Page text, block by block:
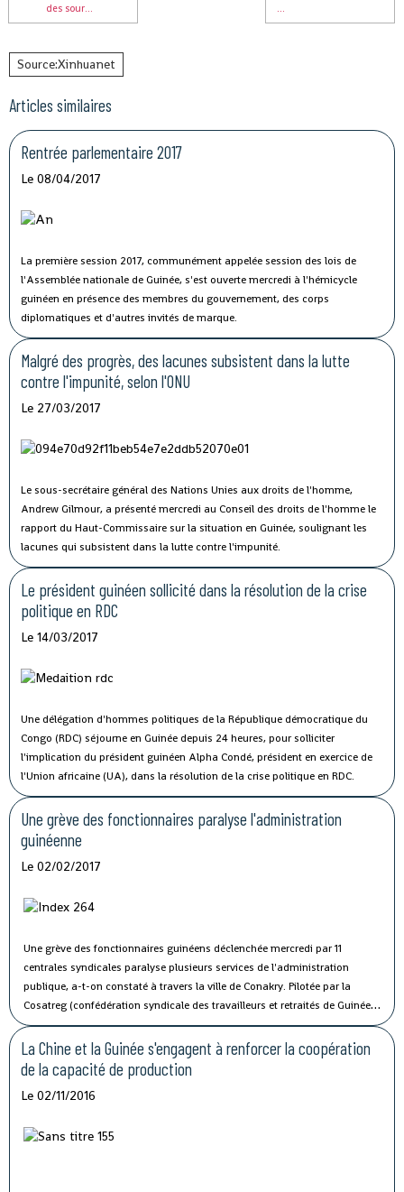
des sour...
Source:Xinhuanet
Articles similaires
Rentrée parlementaire 2017
Le 08/04/2017
La première session 2017, communément appelée session des lois de
l'Assemblée nationale de Guinée, s'est ouverte mercredi à l'hémicycle
guinéen en présence des membres du gouvernement, des corps
diplomatiques et d'autres invités de marque.
Malgré des progrès, des lacunes subsistent dans la lutte
contre l'impunité, selon l'ONU
Le 27/03/2017
Le sous-secrétaire général des Nations Unies aux droits de l'homme,
Andrew Gilmour, a présenté mercredi au Conseil des droits de l'homme le
rapport du Haut-Commissaire sur la situation en Guinée, soulignant les
lacunes qui subsistent dans la lutte contre l'impunité.
Le président guinéen sollicité dans la résolution de la crise
politique en RDC
Le 14/03/2017
Une délégation d'hommes politiques de la République démocratique du
Congo (RDC) séjourne en Guinée depuis 24 heures, pour solliciter
l'implication du président guinéen Alpha Condé, président en exercice de
l'Union africaine (UA), dans la résolution de la crise politique en RDC.
Une grève des fonctionnaires paralyse l'administration
guinéenne
Le 02/02/2017
Une grève des fonctionnaires guinéens déclenchée mercredi par 11
centrales syndicales paralyse plusieurs services de l'administration
publique, a-t-on constaté à travers la ville de Conakry. Pilotée par la
Cosatreg (confédération syndicale des travailleurs et retraités de Guinée)
et 10 centrales syndicales, la grève générale d'avertissement de 7 jours
vise à protester contre les mauvaises conditions de vie et de travail des
fonctionnaires du secteur public.
La Chine et la Guinée s'engagent à renforcer la coopération
de la capacité de production
Le 02/11/2016